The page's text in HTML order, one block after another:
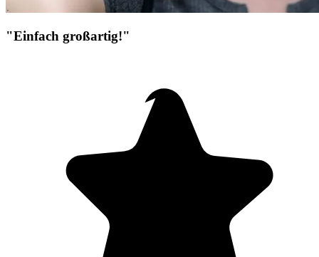
"Einfach großartig!"